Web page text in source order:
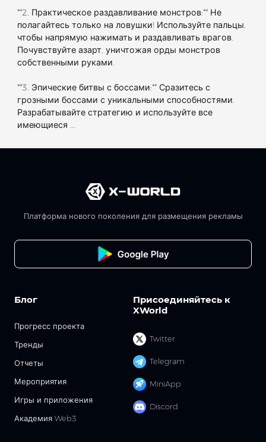
**2. Практическое раздавливание монстров:** Не
полагайтесь только на ловушки! Используйте пальцы,
чтобы напрямую нажимать и раздавливать врагов.
Почувствуйте азарт, уничтожая орды монстров
собственными руками.
**3. Эпические битвы с боссами:** Сразитесь с
грозными боссами с уникальными способностями.
Разрабатывайте стратегию и используйте все
имеющиеся ...
Платформа нового поколения для размещения рекламы
Присоединяйтесь к
XWorld
Twitter
Telegram
MiniApp
Discord
Блог
Прогресс проекта
Тренды
Отчеты
Мероприятия
Игры и приложения
Академия Web3